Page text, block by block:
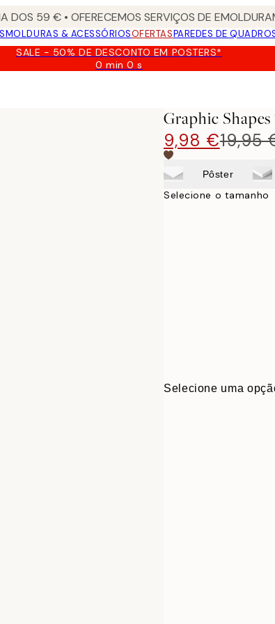
DOS 59 € • OFERECEMOS SERVIÇOS DE
MOLDURAS & ACESSÓRIOSOFERTASPAREDES DE
SALE - 50% DE DESCONTO EM POSTERS*
0 min0 s
Válido
Graphic
9,98 €19,95
Pôster
Selecione o tamanho
Selecione uma